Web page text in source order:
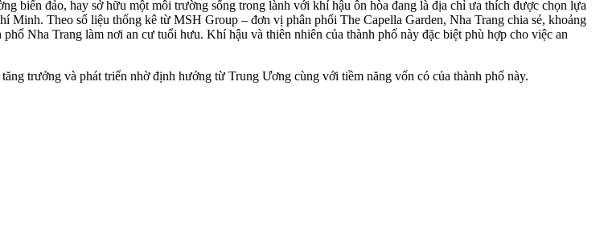
biển đảo, hay sở hữu một môi trường sống trong lành với khí hậu ôn hòa đang là địa chỉ ưa thích được chọn lựa
Theo số liệu thống kê từ MSH Group – đơn vị phân phối The Capella Garden, Nha Trang chia sẻ, khoảng
Nha Trang làm nơi an cư tuổi hưu. Khí hậu và thiên nhiên của thành phố này đặc biệt phù hợp cho việc an
trưởng và phát triển nhờ định hướng từ Trung Ương cùng với tiềm năng vốn có của thành phố này.